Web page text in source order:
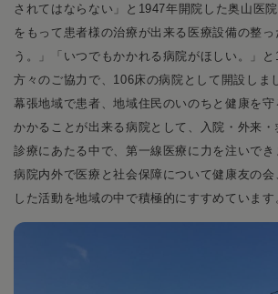
されてはならない」と1947年開院した奥山医
をもって患者様の治療が出来る医療設備の整っ
う。」「いつでもかかれる病院がほしい。」
方々のご協力で、106床の病院として開設しま
幕張地域で患者、地域住民のいのちと健康を
かかることが出来る病院として、入院・外来
診療にあたる中で、第一線医療に力を注いでき
病院内外で医療と社会保障について健康友の
した活動を地域の中で積極的にすすめています